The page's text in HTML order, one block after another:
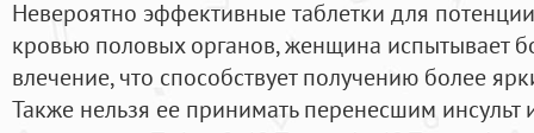
Невероятно эффективные таблетки для
кровью половых органов, женщина испытывает
влечение, что способствует получению более
Также нельзя ее принимать перенесшим инсульт